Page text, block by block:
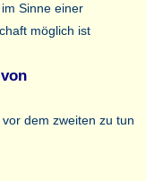
Sinne einer
möglich ist
dem zweiten zu tun